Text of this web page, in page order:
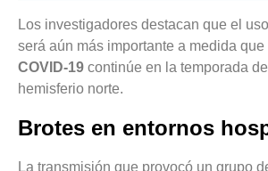
Los investigadores destacan que el
será aún más importante a medida
COVID-19 continúe en la temporada
hemisferio norte.
Brotes en entornos
La transmisión que provocó un grupo